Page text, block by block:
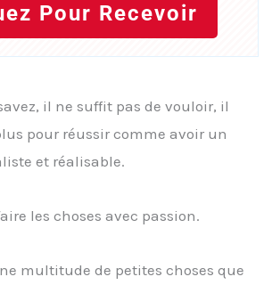
Pour Recevoir
il ne suffit pas de vouloir, il
pour réussir comme avoir un
et réalisable.
les choses avec passion.
multitude de petites choses que